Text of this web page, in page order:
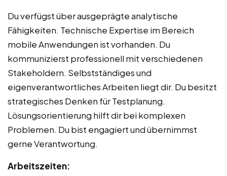
Du verfügst über ausgeprägte analytische
Fähigkeiten. Technische Expertise im Bereich
mobile Anwendungen ist vorhanden. Du
kommunizierst professionell mit verschiedenen
Stakeholdern. Selbstständiges und
eigenverantwortliches Arbeiten liegt dir. Du besitzt
strategisches Denken für Testplanung.
Lösungsorientierung hilft dir bei komplexen
Problemen. Du bist engagiert und übernimmst
gerne Verantwortung.
Arbeitszeiten: